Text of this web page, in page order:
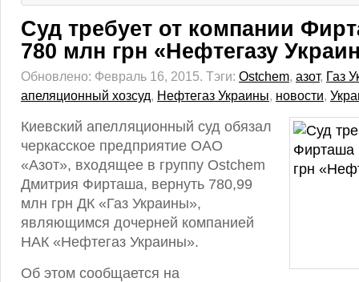
Суд требует от компании
780 млн грн «Нефтегазу
Обновлено: Февраль 16, 2015. Тэги: Ostchem, азот, Газ
апеляционный хозсуд, Нефтегаз Украины, новости,
Киевский апелляционный суд обязал
черкасское предприятие ОАО
«Азот», входящее в группу Ostchem
Дмитрия Фирташа, вернуть 780,99
млн грн ДК «Газ Украины»,
являющимся дочерней компанией
НАК «Нефтегаз Украины».
Об этом сообщается на